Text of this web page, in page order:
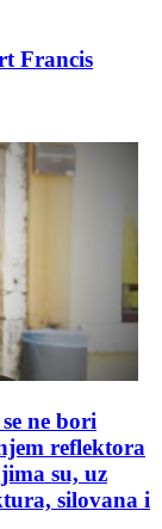
Francis
ne bori
reflektora
su, uz
silovana i